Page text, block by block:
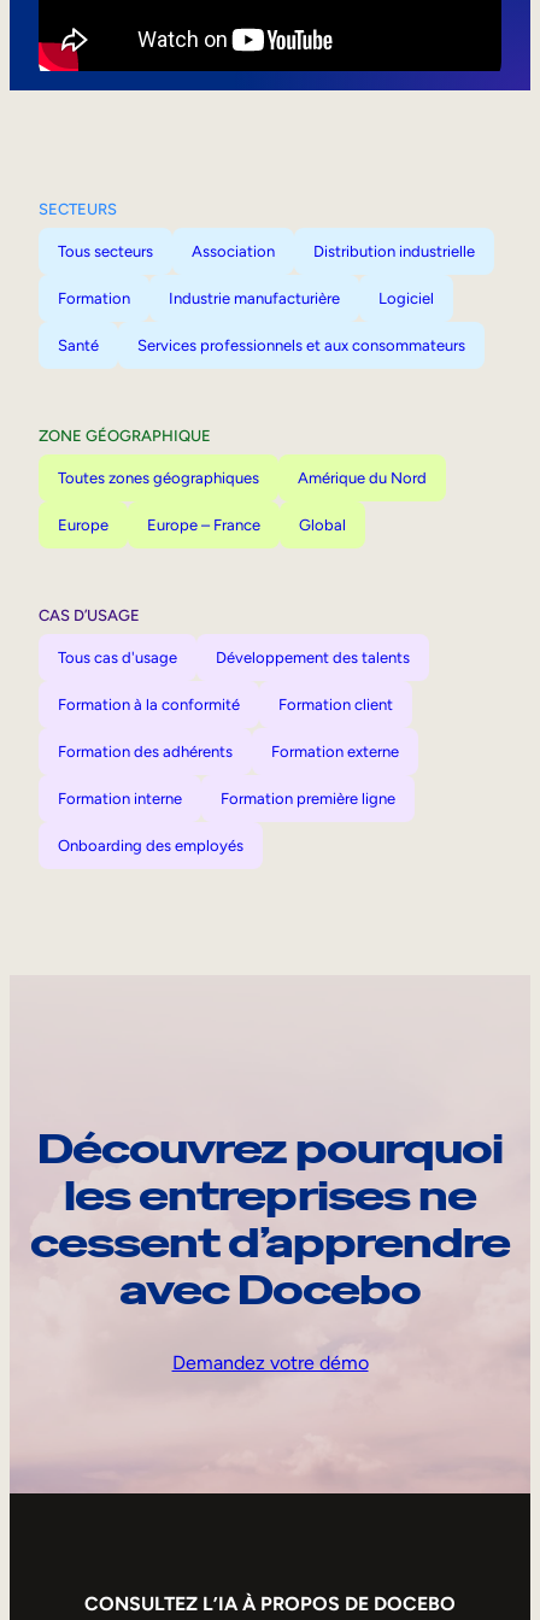
SECTEURS
Tous secteurs Association Distribution industrielle
Formation Industrie manufacturière Logiciel
Santé Services professionnels et aux consommateurs
ZONE GÉOGRAPHIQUE
Toutes zones géographiques Amérique du Nord
Europe Europe – France Global
CAS D’USAGE
Tous cas d'usage Développement des talents
Formation à la conformité Formation client
Formation des adhérents Formation externe
Formation interne Formation première ligne
Onboarding des employés
Découvrez pourquoi
les entreprises ne
cessent d’apprendre
avec Docebo
Demandez votre démo
CONSULTEZ L’IA À PROPOS DE DOCEBO